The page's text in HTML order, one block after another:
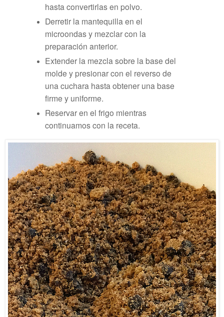
hasta convertirlas en polvo.
Derretir la mantequilla en el
microondas y mezclar con la
preparación anterior.
Extender la mezcla sobre la base del
molde y presionar con el reverso de
una cuchara hasta obtener una base
firme y uniforme.
Reservar en el frigo mientras
continuamos con la receta.